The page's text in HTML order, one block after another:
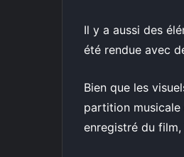
Il y a aussi des
été rendue avec
Bien que les
partition musicale
enregistré du